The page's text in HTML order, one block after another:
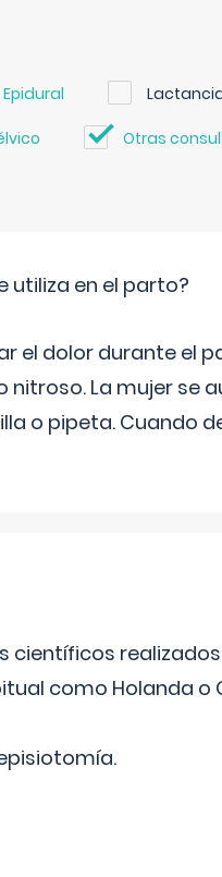
Epidural
Otras
utiliza en el parto?
el dolor durante el
nitroso. La mujer se
o pipeta. Cuando
científicos
como Holanda o